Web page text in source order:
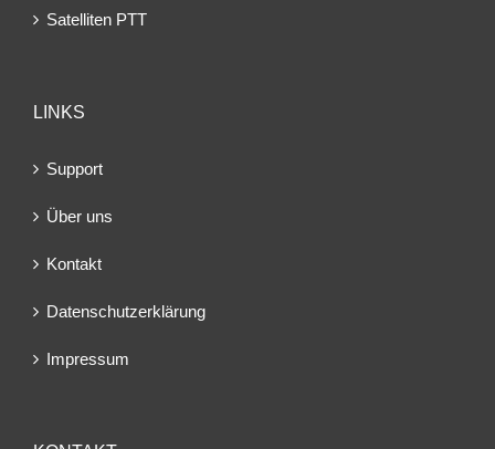
Satelliten PTT
LINKS
Support
Über uns
Kontakt
Datenschutzerklärung
Impressum